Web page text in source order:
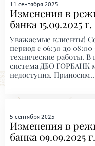
11 сентября 2025
Изменения в
банка 15.09.2025 г.
Уважаемые клиенты!
период с 06:30 до 08:00
технические работы. В
система ДБО ГОРБАНК
недоступна. Приносим...
5 сентября 2025
Изменения в
банка 09.09.2025 г.